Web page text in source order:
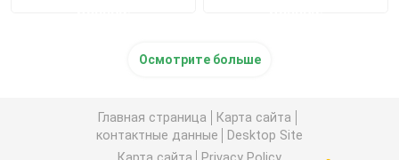
Осмотрите больше
Главная страница
Карта сайта
контактные данные
Desktop Site
Карта сайта
Privacy Policy